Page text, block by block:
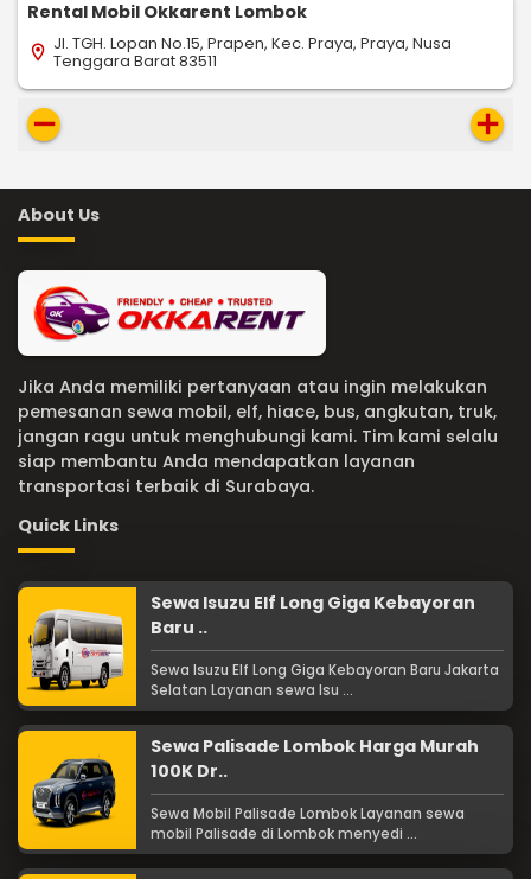
Rental Mobil Okkarent Lombok
location_on Jl. TGH. Lopan No.15, Prapen, Kec. Praya, Praya, Nusa
Tenggara Barat 83511
remove add
About Us
Jika Anda memiliki pertanyaan atau ingin melakukan
pemesanan sewa mobil, elf, hiace, bus, angkutan, truk,
jangan ragu untuk menghubungi kami. Tim kami selalu
siap membantu Anda mendapatkan layanan
transportasi terbaik di Surabaya.
Quick Links
Sewa Isuzu Elf Long Giga Kebayoran
Baru ..
Sewa Isuzu Elf Long Giga Kebayoran Baru Jakarta
Selatan Layanan sewa Isu ...
Sewa Palisade Lombok Harga Murah
100K Dr..
Sewa Mobil Palisade Lombok Layanan sewa
mobil Palisade di Lombok menyedi ...